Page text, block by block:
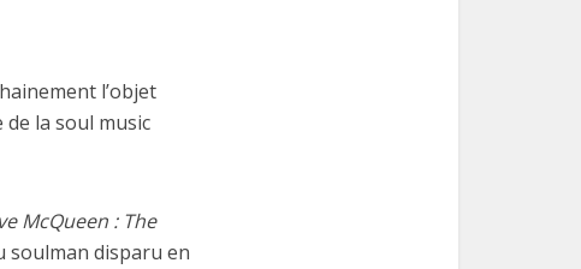
l’objet
la soul music
McQueen : The
soulman disparu en